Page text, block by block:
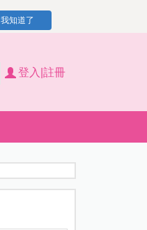
我知道了
登入|註冊